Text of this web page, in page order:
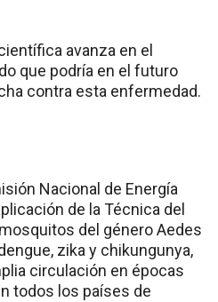
avanza en el
que podría en el futuro
contra esta enfermedad.
Nacional de Energía
de la Técnica del
del género Aedes
zika y chikungunya,
circulación en épocas
todos los países de